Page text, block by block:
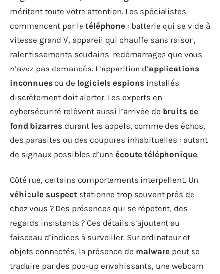
méritent toute votre attention. Les spécialistes
commencent par le téléphone : batterie qui se vide à
vitesse grand V, appareil qui chauffe sans raison,
ralentissements soudains, redémarrages que vous
n’avez pas demandés. L’apparition d’applications
inconnues ou de logiciels espions installés
discrètement doit alerter. Les experts en
cybersécurité relèvent aussi l’arrivée de bruits de
fond bizarres durant les appels, comme des échos,
des parasites ou des coupures inhabituelles : autant
de signaux possibles d’une écoute téléphonique.
Côté rue, certains comportements interpellent. Un
véhicule suspect stationne trop souvent près de
chez vous ? Des présences qui se répètent, des
regards insistants ? Ces détails s’ajoutent au
faisceau d’indices à surveiller. Sur ordinateur et
objets connectés, la présence de malware peut se
traduire par des pop-up envahissants, une webcam